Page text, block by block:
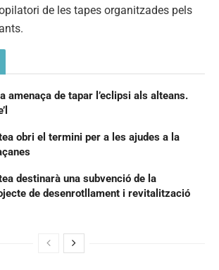
de les tapes organitzades pels
amenaça de tapar l’eclipsi als alteans.
obri el termini per a les ajudes a la
destinarà una subvenció de la
de desenrotllament i revitalització